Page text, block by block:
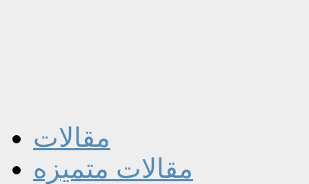
مقالات
مقالات متميزه